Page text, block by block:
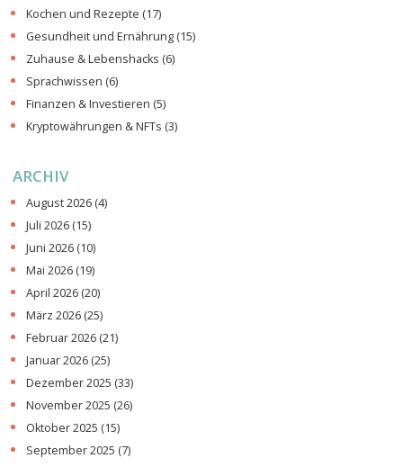
Kochen und Rezepte (17)
Gesundheit und Ernährung (15)
Zuhause & Lebenshacks (6)
Sprachwissen (6)
Finanzen & Investieren (5)
Kryptowährungen & NFTs (3)
ARCHIV
August 2026 (4)
Juli 2026 (15)
Juni 2026 (10)
Mai 2026 (19)
April 2026 (20)
März 2026 (25)
Februar 2026 (21)
Januar 2026 (25)
Dezember 2025 (33)
November 2025 (26)
Oktober 2025 (15)
September 2025 (7)